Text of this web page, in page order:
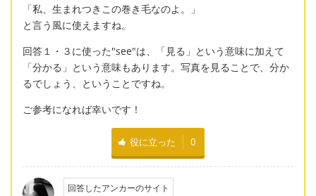
「私、生まれつきこの巻き毛なのよ。」
と言う風に使えますね。
回答１・３に使った"see"は、「見る」という意味に加えて
「分かる」という意味もあります。写真を見ることで、分か
るでしょう、ということですね。
ご参考になれば幸いです！
役に立った 0
回答したアンカーのサイト